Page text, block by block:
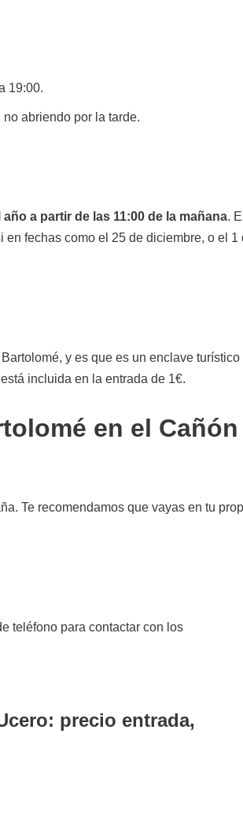
19:00.
abriendo por la tarde.
a partir de las 11:00 de la mañana.
fechas como el 25 de diciembre, o el 1
y es que es un enclave turístico
incluida en la entrada de 1€.
en el Cañón
Te recomendamos que vayas en tu
teléfono para contactar con los
precio entrada,